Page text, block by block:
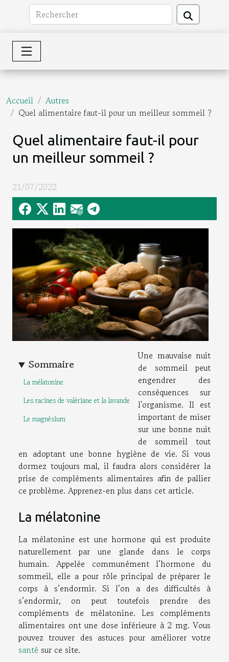
Accueil
Autres
Quel alimentaire faut-il pour un meilleur sommeil ?
Quel alimentaire faut-il pour
un meilleur sommeil ?
21/07/2022
Sommaire
La mélatonine
Les racines de valériane et la lavande
Le magnésium
Une mauvaise nuit
de sommeil peut
engendrer des
conséquences sur
l'organisme. Il est
important de miser
sur une bonne nuit
de sommeil tout
en adoptant une bonne hygiène de vie. Si vous
dormez toujours mal, il faudra alors considérer la
prise de compléments alimentaires afin de pallier
ce problème. Apprenez-en plus dans cet article.
La mélatonine
La mélatonine est une hormone qui est produite
naturellement par une glande dans le corps
humain. Appelée communément l’hormone du
sommeil, elle a pour rôle principal de préparer le
corps à s’endormir. Si l’on a des difficultés à
s’endormir, on peut toutefois prendre des
compléments de mélatonine. Les compléments
alimentaires ont une dose inférieure à 2 mg. Vous
pouvez trouver des astuces pour améliorer votre
santé sur ce site.